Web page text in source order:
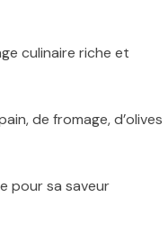
culinaire riche et
de fromage, d’olives
pour sa saveur